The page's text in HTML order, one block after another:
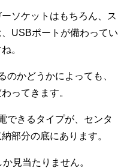
ソケットはもちろん、ス
USBポートが備わってい
。
のかどうかによっても、
ってきます。
できるタイプが、センタ
部分の底にあります。
見当たりません。